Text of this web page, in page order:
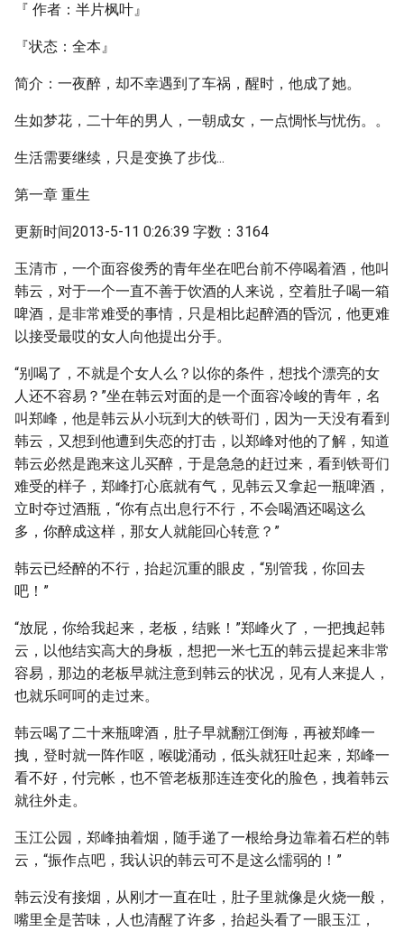
『 作者：半片枫叶』
『状态：全本』
简介：一夜醉，却不幸遇到了车祸，醒时，他成了她。
生如梦花，二十年的男人，一朝成女，一点惆怅与忧伤。。
生活需要继续，只是变换了步伐...
第一章 重生
更新时间2013-5-11 0:26:39 字数：3164
玉清市，一个面容俊秀的青年坐在吧台前不停喝着酒，他叫
韩云，对于一个一直不善于饮酒的人来说，空着肚子喝一箱
啤酒，是非常难受的事情，只是相比起醉酒的昏沉，他更难
以接受最哎的女人向他提出分手。
“别喝了，不就是个女人么？以你的条件，想找个漂亮的女
人还不容易？”坐在韩云对面的是一个面容冷峻的青年，名
叫郑峰，他是韩云从小玩到大的铁哥们，因为一天没有看到
韩云，又想到他遭到失恋的打击，以郑峰对他的了解，知道
韩云必然是跑来这儿买醉，于是急急的赶过来，看到铁哥们
难受的样子，郑峰打心底就有气，见韩云又拿起一瓶啤酒，
立时夺过酒瓶，“你有点出息行不行，不会喝酒还喝这么
多，你醉成这样，那女人就能回心转意？”
韩云已经醉的不行，抬起沉重的眼皮，“别管我，你回去
吧！”
“放屁，你给我起来，老板，结账！”郑峰火了，一把拽起韩
云，以他结实高大的身板，想把一米七五的韩云提起来非常
容易，那边的老板早就注意到韩云的状况，见有人来提人，
也就乐呵呵的走过来。
韩云喝了二十来瓶啤酒，肚子早就翻江倒海，再被郑峰一
拽，登时就一阵作呕，喉咙涌动，低头就狂吐起来，郑峰一
看不好，付完帐，也不管老板那连连变化的脸色，拽着韩云
就往外走。
玉江公园，郑峰抽着烟，随手递了一根给身边靠着石栏的韩
云，“振作点吧，我认识的韩云可不是这么懦弱的！”
韩云没有接烟，从刚才一直在吐，肚子里就像是火烧一般，
嘴里全是苦味，人也清醒了许多，抬起头看了一眼玉江，